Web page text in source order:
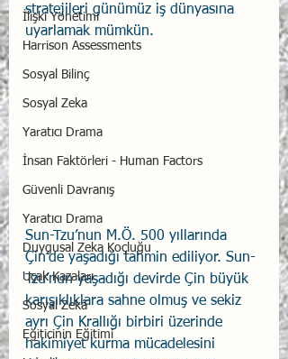
İlişki Yönetimi
Harrison Assessments
Sosyal Bilinç
Sosyal Zeka
Yaratıcı Drama
İnsan Faktörleri - Human Factors
Güvenli Davranış
Yaratıcı Drama
Duygusal Zeka Koçluğu
Uçak Kazaları
Sosyal Zekâ
Eğiticinin Eğitimi
stratejileri günümüz iş dünyasına
uyarlamak mümkün.
Sun-Tzu’nun M.Ö. 500 yıllarında
Çin’de yaşadığı tahmin ediliyor. Sun-
Tzu’nun yaşadığı devirde Çin büyük
karışıklıklara sahne olmuş ve sekiz
ayrı Çin Krallığı birbiri üzerinde
hakimiyet kurma mücadelesini